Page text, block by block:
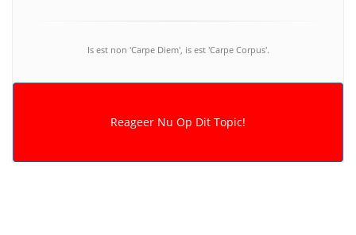
Is est non 'Carpe Diem', is est 'Carpe Corpus'.